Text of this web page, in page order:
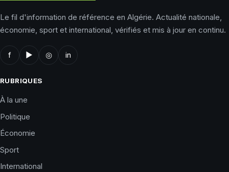
Le fil d'information de référence en Algérie. Actualité nationale,
économie, sport et international, vérifiés et mis à jour en continu.
f ▶ ◎ in
RUBRIQUES
À la une
Politique
Économie
Sport
International